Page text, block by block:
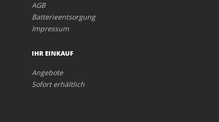
AGB
Batterieentsorgung
Impressum
IHR EINKAUF
Angebote
Sofort erhältlich